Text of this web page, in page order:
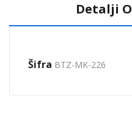
Detalji
Šifra BTZ-MK-226